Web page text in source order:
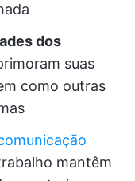
dos
suas
como outras
mantêm